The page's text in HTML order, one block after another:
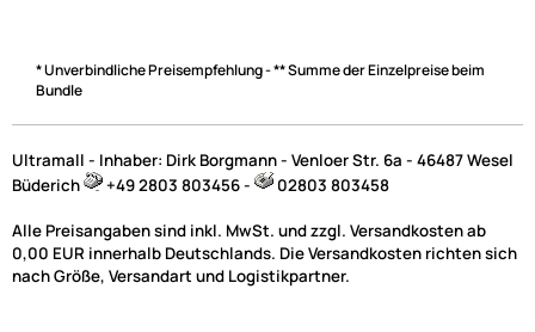
* Unverbindliche Preisempfehlung - ** Summe der Einzelpreise beim
Bundle
Ultramall - Inhaber: Dirk Borgmann - Venloer Str. 6a - 46487 Wesel
Büderich
+49 2803 803456 - 02803 803458
Alle Preisangaben sind inkl. MwSt. und zzgl. Versandkosten ab
0,00 EUR innerhalb Deutschlands. Die Versandkosten richten sich
nach Größe, Versandart und Logistikpartner.